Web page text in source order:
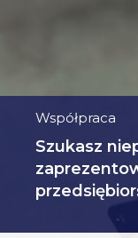
Współpraca
Szukasz